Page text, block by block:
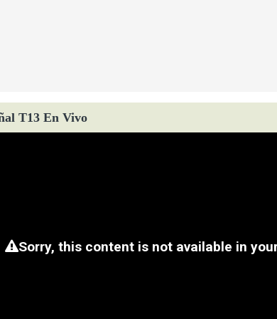
T13 En Vivo